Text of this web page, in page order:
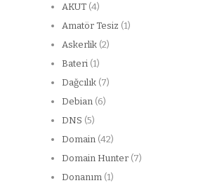
AKUT (4)
Amatör Tesiz (1)
Askerlik (2)
Bateri (1)
Dağcılık (7)
Debian (6)
DNS (5)
Domain (42)
Domain Hunter (7)
Donanım (1)